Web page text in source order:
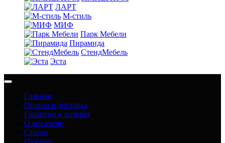
ЛАРТ
М-стиль
МИФ
Парк Мебели
Пирамида
СтендМебель
Эста
Главная
Оплата и доставка
Гарантия и возврат
О магазине
Статьи
Отзывы